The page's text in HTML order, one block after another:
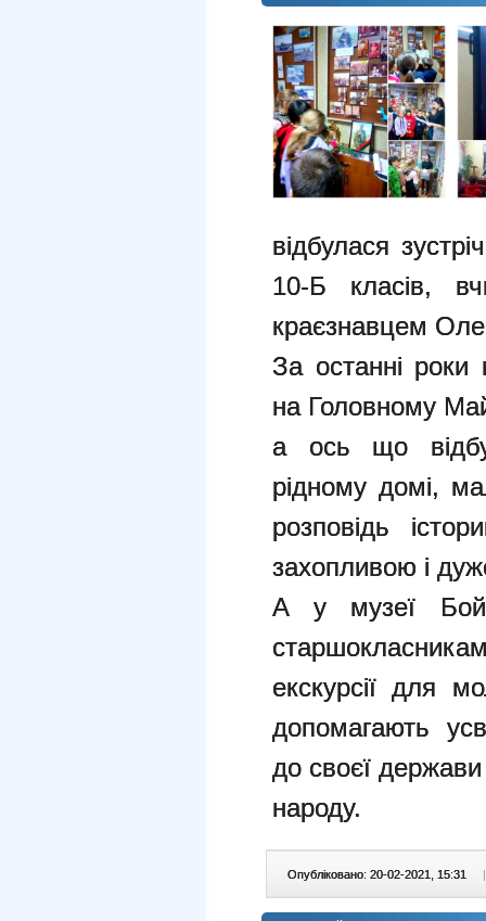
відбулася
10-Б класів,
краєзнавцем
За останні роки
на Головному
а ось що
рідному домі,
розповідь
захопливою і
А у музеї
екскурсії для
допомагають
до своєї
народу.
Опубліковано: 20-02-2021, 15:31 |